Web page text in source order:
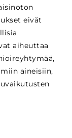
eivät
aiheuttaa
aineisiin,